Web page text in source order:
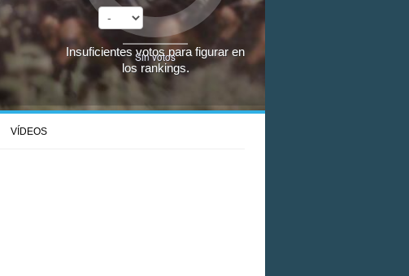
Sin votos
Insuficientes votos para figurar en
los rankings.
VÍDEOS